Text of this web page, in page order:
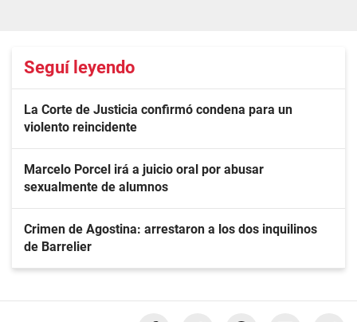
Seguí leyendo
La Corte de Justicia confirmó condena para un
violento reincidente
Marcelo Porcel irá a juicio oral por abusar
sexualmente de alumnos
Crimen de Agostina: arrestaron a los dos inquilinos
de Barrelier